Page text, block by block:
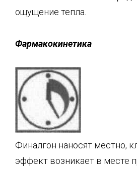
ощущение тепла.
Фармакокинетика
Финалгон наносят местно,
эффект возникает в месте